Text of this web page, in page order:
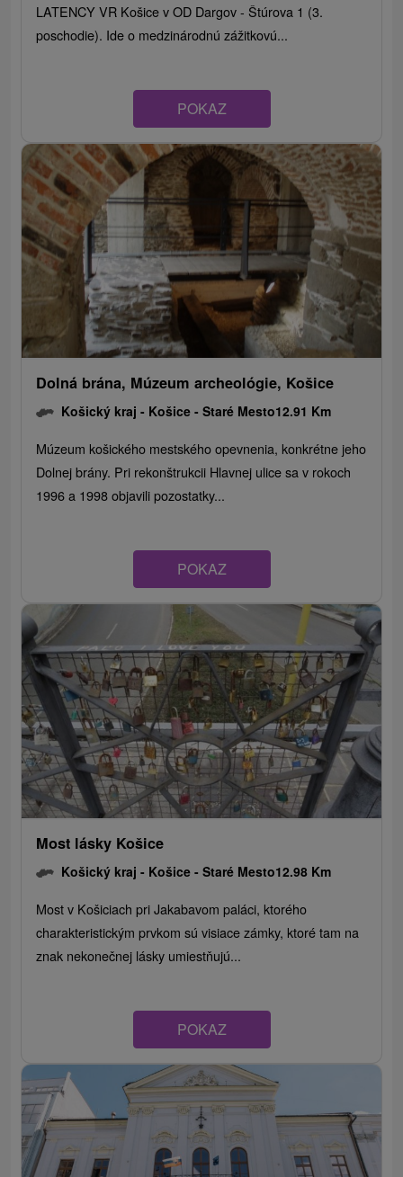
LATENCY VR Košice v OD Dargov - Štúrova 1 (3.
poschodie). Ide o medzinárodnú zážitkovú...
POKAZ
Dolná brána, Múzeum archeológie, Košice
Košický kraj - Košice - Staré Mesto12.91 Km
Múzeum košického mestského opevnenia, konkrétne jeho
Dolnej brány. Pri rekonštrukcii Hlavnej ulice sa v rokoch
1996 a 1998 objavili pozostatky...
POKAZ
Most lásky Košice
Košický kraj - Košice - Staré Mesto12.98 Km
Most v Košiciach pri Jakabavom paláci, ktorého
charakteristickým prvkom sú visiace zámky, ktoré tam na
znak nekonečnej lásky umiestňujú...
POKAZ